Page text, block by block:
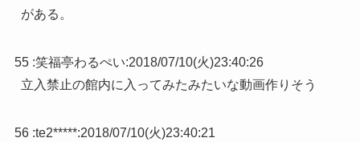
がある。
55 :笑福亭わるぺい:2018/07/10(火)23:40:26
立入禁止の館内に入ってみたみたいな動画作りそう
56 :te2*****:2018/07/10(火)23:40:21